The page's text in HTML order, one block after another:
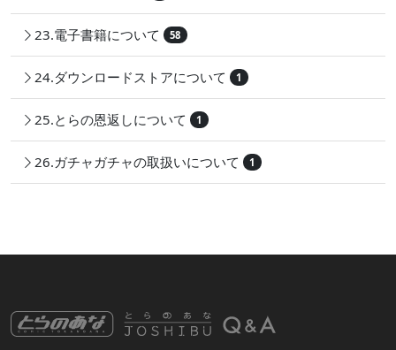
23.電子書籍について 58
24.ダウンロードストアについて 1
25.とらの恩返しについて 1
26.ガチャガチャの取扱いについて 1